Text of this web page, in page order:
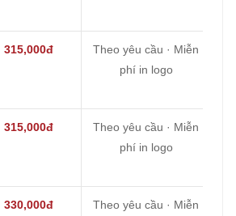
315,000đ
Theo yêu cầu · Miễn
phí in logo
315,000đ
Theo yêu cầu · Miễn
phí in logo
330,000đ
Theo yêu cầu · Miễn